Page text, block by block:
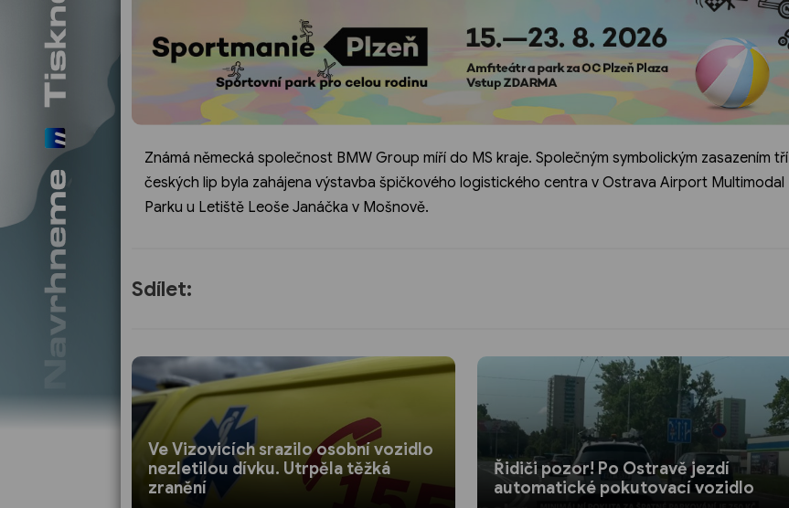
Známá německá společnost BMW Group míří do MS kraje. Společným symbolickým zasazením tří
českých lip byla zahájena výstavba špičkového logistického centra v Ostrava Airport Multimodal
Parku u Letiště Leoše Janáčka v Mošnově.
Sdílet:
Ve Vizovicích srazilo osobní vozidlo
nezletilou dívku. Utrpěla těžká
zranění
Řidiči pozor! Po Ostravě jezdí
automatické pokutovací vozidlo